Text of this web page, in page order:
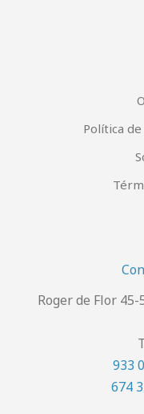
Política
Roger de Flor
933
674